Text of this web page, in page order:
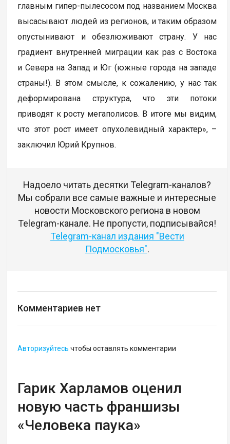
главным гипер-пылесосом под названием Москва
высасывают людей из регионов, и таким образом
опустынивают и обезлюживают страну. У нас
градиент внутренней миграции как раз с Востока
и Севера на Запад и Юг (южные города на западе
страны!). В этом смысле, к сожалению, у нас так
деформирована структура, что эти потоки
приводят к росту мегаполисов. В итоге мы видим,
что этот рост имеет опухолевидный характер», –
заключил Юрий Крупнов.
Надоело читать десятки Telegram-каналов?
Мы собрали все самые важные и интересные
новости Московского региона в новом
Telegram-канале. Не пропусти, подписывайся!
Telegram-канал издания "Вести
Подмосковья".
Комментариев нет
Авторизуйтесь чтобы оставлять комментарии
Гарик Харламов оценил
новую часть франшизы
«Человека паука»